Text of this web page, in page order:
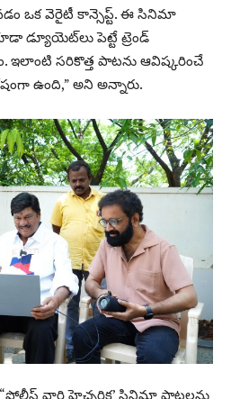
ఒక వెరైటీ కాన్సెప్ట్. ఈ సినిమా
డ్యూయెట్‌లు పెట్టే ట్రెండ్
ఇలాంటి సరికొత్త పాటను ఆవిష్కరించే
ఉంది,” అని అన్నారు.
“పోలీస్ వారి హెచ్చరిక’ సినిమా పాటలను